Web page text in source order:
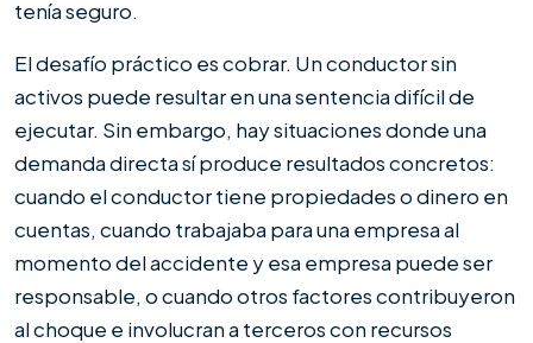
tenía seguro.
El desafío práctico es cobrar. Un conductor sin
activos puede resultar en una sentencia difícil de
ejecutar. Sin embargo, hay situaciones donde una
demanda directa sí produce resultados concretos:
cuando el conductor tiene propiedades o dinero en
cuentas, cuando trabajaba para una empresa al
momento del accidente y esa empresa puede ser
responsable, o cuando otros factores contribuyeron
al choque e involucran a terceros con recursos